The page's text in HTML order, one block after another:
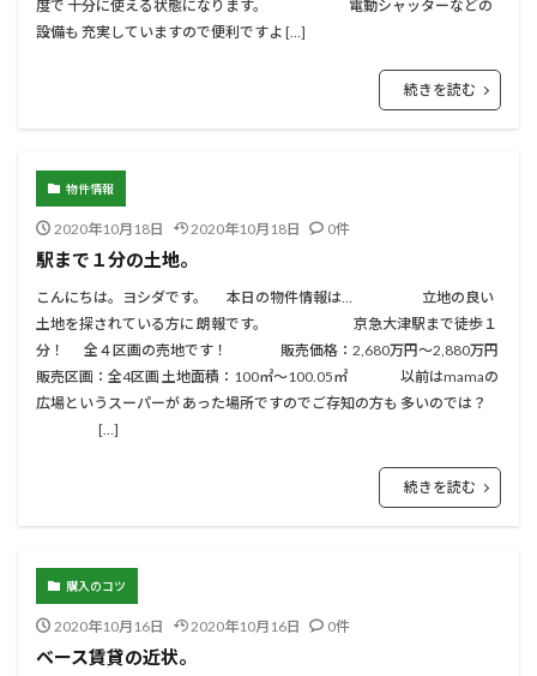
度で 十分に使える状態になります。 電動シャッターなどの
設備も 充実していますので便利ですよ […]
続きを読む
物件情報
2020年10月18日 2020年10月18日 0件
駅まで１分の土地。
こんにちは。ヨシダです。 本日の物件情報は… 立地の良い
土地を探されている方に 朗報です。 京急大津駅まで徒歩１
分！ 全４区画の売地です！ 販売価格：2,680万円～2,880万円
販売区画：全4区画 土地面積：100㎡～100.05㎡ 以前はmamaの
広場というスーパーが あった場所ですのでご存知の方も 多いのでは？
[…]
続きを読む
購入のコツ
2020年10月16日 2020年10月16日 0件
ベース賃貸の近状。